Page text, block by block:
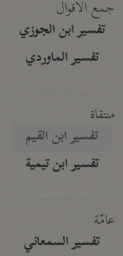
جمع الأقوال
تفسير ابن الجوزي
تفسير الماوردي
منتقاة
تفسير ابن القيم
تفسير ابن تيمية
عامّة
تفسير السمعاني